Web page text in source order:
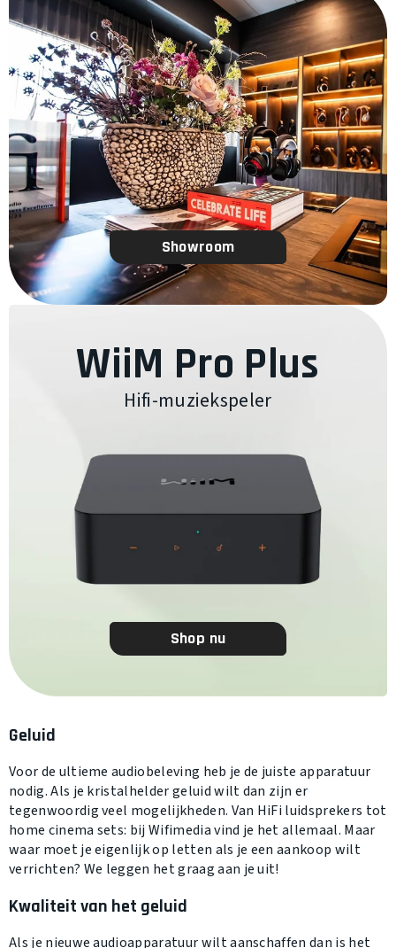
Showroom
WiiM Pro Plus
Hifi-muziekspeler
Shop nu
Geluid
Voor de ultieme audiobeleving heb je de juiste apparatuur
nodig. Als je kristalhelder geluid wilt dan zijn er
tegenwoordig veel mogelijkheden. Van HiFi luidsprekers tot
home cinema sets: bij Wifimedia vind je het allemaal. Maar
waar moet je eigenlijk op letten als je een aankoop wilt
verrichten? We leggen het graag aan je uit!
Kwaliteit van het geluid
Als je nieuwe audioapparatuur wilt aanschaffen dan is het